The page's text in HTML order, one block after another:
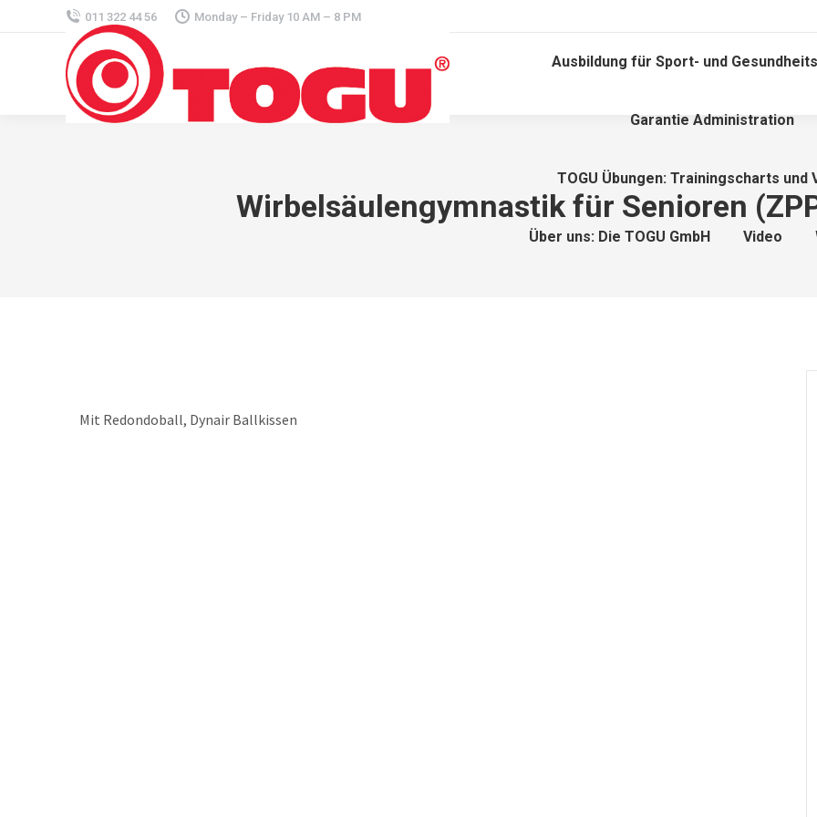
011 322 44 56 Monday – Friday 10 AM – 8 PM
Ausbildung für Sport- und
Garantie Administration
TOGU Übungen: Trainingscharts und
Über uns: Die TOGU GmbH Video
Wirbelsäulengymnastik für Senioren
Mit Redondoball, Dynair Ballkissen